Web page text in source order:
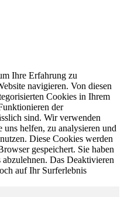
Ihre Erfahrung zu
navigieren. Von diesen
Cookies in Ihrem
der
sind. Wir verwenden
helfen, zu analysieren und
Diese Cookies werden
gespeichert. Sie haben
Das Deaktivieren
auf Ihr Surferlebnis